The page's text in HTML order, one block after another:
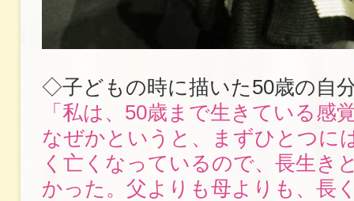
◇子どもの時に描いた50歳の自
「私は、50歳まで生きている感
なぜかというと、まずひとつに
く亡くなっているので、長生き
かった。父よりも母よりも、長